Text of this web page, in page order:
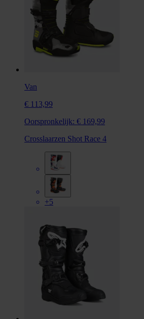
Van
€ 113,99
Oorspronkelijk: € 169,99
Crosslaarzen Shot Race 4
+5